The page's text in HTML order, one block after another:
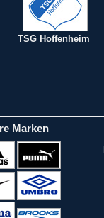
TSG Hoffenheim
Marken